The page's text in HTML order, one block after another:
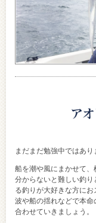
まだまだ勉強中ではあ
船を潮や風にまかせて
分からないと難しい釣
る釣りが大好きな方にお
波や船の揺れなどで本
合わせていきましょう。